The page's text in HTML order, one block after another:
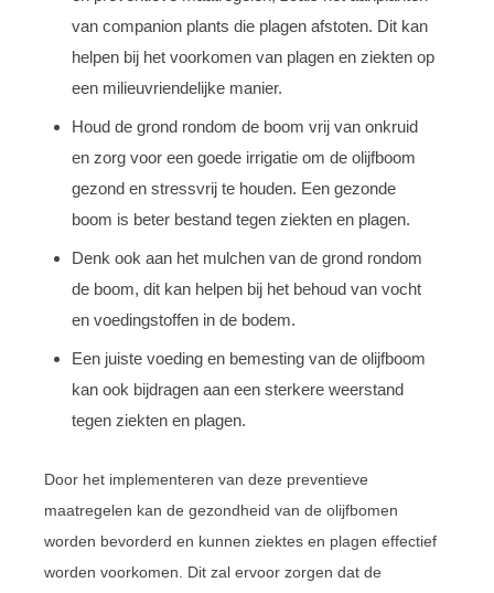
van companion plants die plagen afstoten. Dit kan
helpen bij het voorkomen van plagen en ziekten op
een milieuvriendelijke manier.
Houd de grond rondom de boom vrij van onkruid
en zorg voor een goede irrigatie om de olijfboom
gezond en stressvrij te houden. Een gezonde
boom is beter bestand tegen ziekten en plagen.
Denk ook aan het mulchen van de grond rondom
de boom, dit kan helpen bij het behoud van vocht
en voedingstoffen in de bodem.
Een juiste voeding en bemesting van de olijfboom
kan ook bijdragen aan een sterkere weerstand
tegen ziekten en plagen.
Door het implementeren van deze preventieve
maatregelen kan de gezondheid van de olijfbomen
worden bevorderd en kunnen ziektes en plagen effectief
worden voorkomen. Dit zal ervoor zorgen dat de